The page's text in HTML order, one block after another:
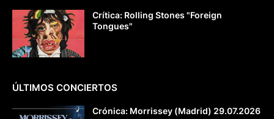
Crítica: Rolling Stones "Foreign
Tongues"
ÚLTIMOS CONCIERTOS
Crónica: Morrissey (Madrid) 29.07.2026